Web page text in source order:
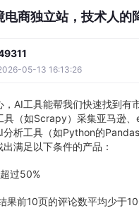
电商独立站，技术人的
05-13 16:13:26
，AI工具能帮我们快速找到有
具（如Scrapy）采集亚马逊、
分析工具（如Python的
满足以下条件的产品：
过50%
果前10页的评论数平均少于